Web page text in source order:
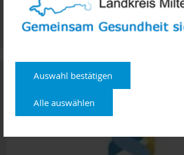
Auswahl bestätigen
Alle auswählen
Palliativ - Hospiz